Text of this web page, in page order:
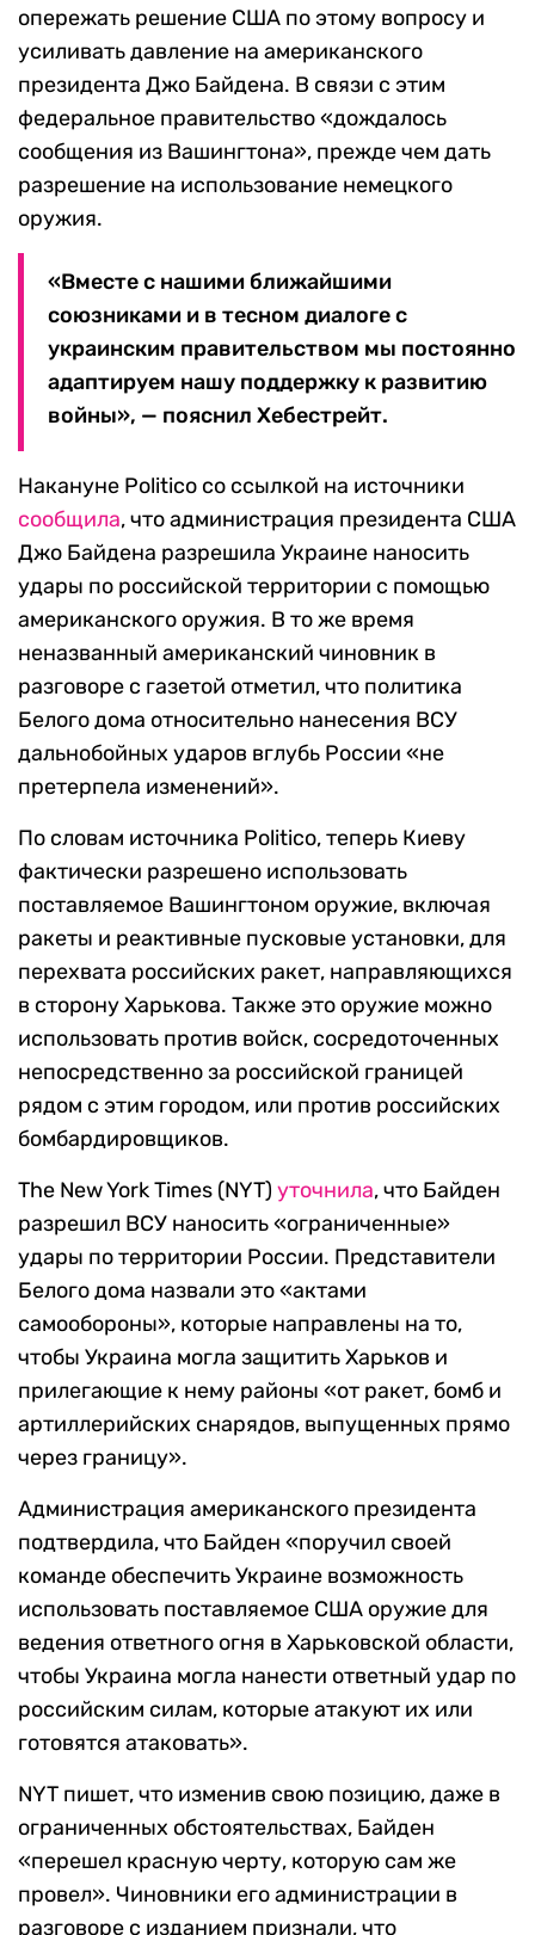
опережать решение США по этому вопросу и
усиливать давление на американского
президента Джо Байдена. В связи с этим
федеральное правительство «дождалось
сообщения из Вашингтона», прежде чем дать
разрешение на использование немецкого
оружия.
«Вместе с нашими ближайшими
союзниками и в тесном диалоге с
украинским правительством мы постоянно
адаптируем нашу поддержку к развитию
войны», — пояснил Хебестрейт.
Накануне Politico со ссылкой на источники
сообщила, что администрация президента США
Джо Байдена разрешила Украине наносить
удары по российской территории с помощью
американского оружия. В то же время
неназванный американский чиновник в
разговоре с газетой отметил, что политика
Белого дома относительно нанесения ВСУ
дальнобойных ударов вглубь России «не
претерпела изменений».
По словам источника Politico, теперь Киеву
фактически разрешено использовать
поставляемое Вашингтоном оружие, включая
ракеты и реактивные пусковые установки, для
перехвата российских ракет, направляющихся
в сторону Харькова. Также это оружие можно
использовать против войск, сосредоточенных
непосредственно за российской границей
рядом с этим городом, или против российских
бомбардировщиков.
The New York Times (NYT) уточнила, что Байден
разрешил ВСУ наносить «ограниченные»
удары по территории России. Представители
Белого дома назвали это «актами
самообороны», которые направлены на то,
чтобы Украина могла защитить Харьков и
прилегающие к нему районы «от ракет, бомб и
артиллерийских снарядов, выпущенных прямо
через границу».
Администрация американского президента
подтвердила, что Байден «поручил своей
команде обеспечить Украине возможность
использовать поставляемое США оружие для
ведения ответного огня в Харьковской области,
чтобы Украина могла нанести ответный удар по
российским силам, которые атакуют их или
готовятся атаковать».
NYT пишет, что изменив свою позицию, даже в
ограниченных обстоятельствах, Байден
«перешел красную черту, которую сам же
провел». Чиновники его администрации в
разговоре с изданием признали, что